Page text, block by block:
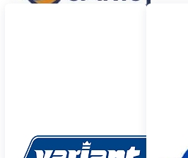
Variant